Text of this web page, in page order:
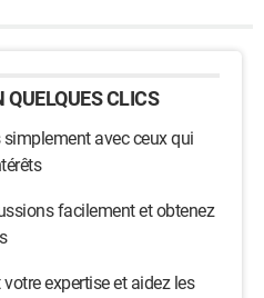
QUELQUES CLICS
simplement avec ceux qui
facilement et obtenez
expertise et aidez les